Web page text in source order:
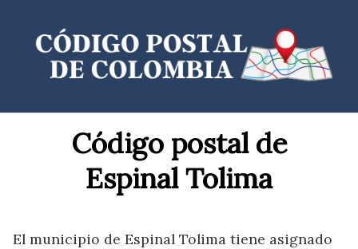
contenido
Código postal de
Espinal Tolima
El municipio de Espinal Tolima tiene asignado